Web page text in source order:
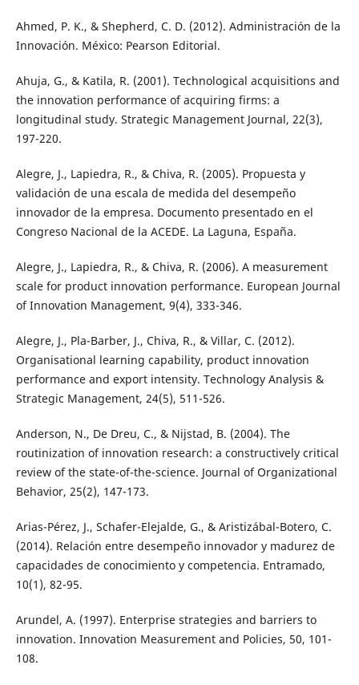
Ahmed, P. K., & Shepherd, C. D. (2012). Administración de la
Innovación. México: Pearson Editorial.
Ahuja, G., & Katila, R. (2001). Technological acquisitions and
the innovation performance of acquiring firms: a
longitudinal study. Strategic Management Journal, 22(3),
197-220.
Alegre, J., Lapiedra, R., & Chiva, R. (2005). Propuesta y
validación de una escala de medida del desempeño
innovador de la empresa. Documento presentado en el
Congreso Nacional de la ACEDE. La Laguna, España.
Alegre, J., Lapiedra, R., & Chiva, R. (2006). A measurement
scale for product innovation performance. European Journal
of Innovation Management, 9(4), 333-346.
Alegre, J., Pla-Barber, J., Chiva, R., & Villar, C. (2012).
Organisational learning capability, product innovation
performance and export intensity. Technology Analysis &
Strategic Management, 24(5), 511-526.
Anderson, N., De Dreu, C., & Nijstad, B. (2004). The
routinization of innovation research: a constructively critical
review of the state-of-the-science. Journal of Organizational
Behavior, 25(2), 147-173.
Arias-Pérez, J., Schafer-Elejalde, G., & Aristizábal-Botero, C.
(2014). Relación entre desempeño innovador y madurez de
capacidades de conocimiento y competencia. Entramado,
10(1), 82-95.
Arundel, A. (1997). Enterprise strategies and barriers to
innovation. Innovation Measurement and Policies, 50, 101-
108.